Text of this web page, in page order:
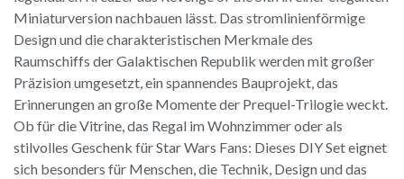
Miniaturversion nachbauen lässt. Das stromlinienförmige
Design und die charakteristischen Merkmale des
Raumschiffs der Galaktischen Republik werden mit großer
Präzision umgesetzt, ein spannendes Bauprojekt, das
Erinnerungen an große Momente der Prequel-Trilogie weckt.
Ob für die Vitrine, das Regal im Wohnzimmer oder als
stilvolles Geschenk für Star Wars Fans: Dieses DIY Set eignet
sich besonders für Menschen, die Technik, Design und das